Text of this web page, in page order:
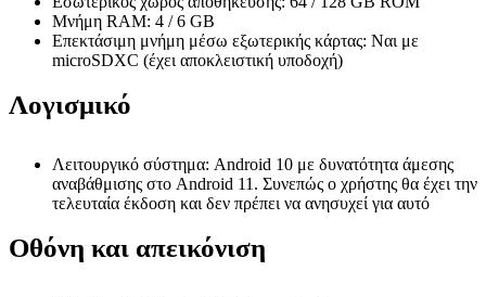
Μνήμη RAM: 4 / 6 GB
Επεκτάσιμη μνήμη μέσω εξωτερικής κάρτας: Ναι με
microSDXC (έχει αποκλειστική υποδοχή)
Λογισμικό
Λειτουργικό σύστημα: Android 10 με δυνατότητα άμεσης
αναβάθμισης στο Android 11. Συνεπώς ο χρήστης θα έχει την
τελευταία έκδοση και δεν πρέπει να ανησυχεί για αυτό
Οθόνη και απεικόνιση